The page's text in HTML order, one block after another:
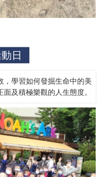
日
學習如何發掘生命中的美
及積極樂觀的人生態度。